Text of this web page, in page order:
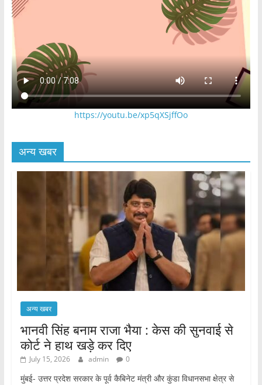
https://youtu.be/xp5qXSjffOo
अन्य खबर
अन्य खबर
भानवी सिंह बनाम राजा भैया : केस की सुनवाई से
कोर्ट ने हाथ खड़े कर दिए
July 15, 2026 admin 0
मुंबई- उत्तर प्रदेश सरकार के पूर्व कैबिनेट मंत्री और कुंडा विधानसभा क्षेत्र से